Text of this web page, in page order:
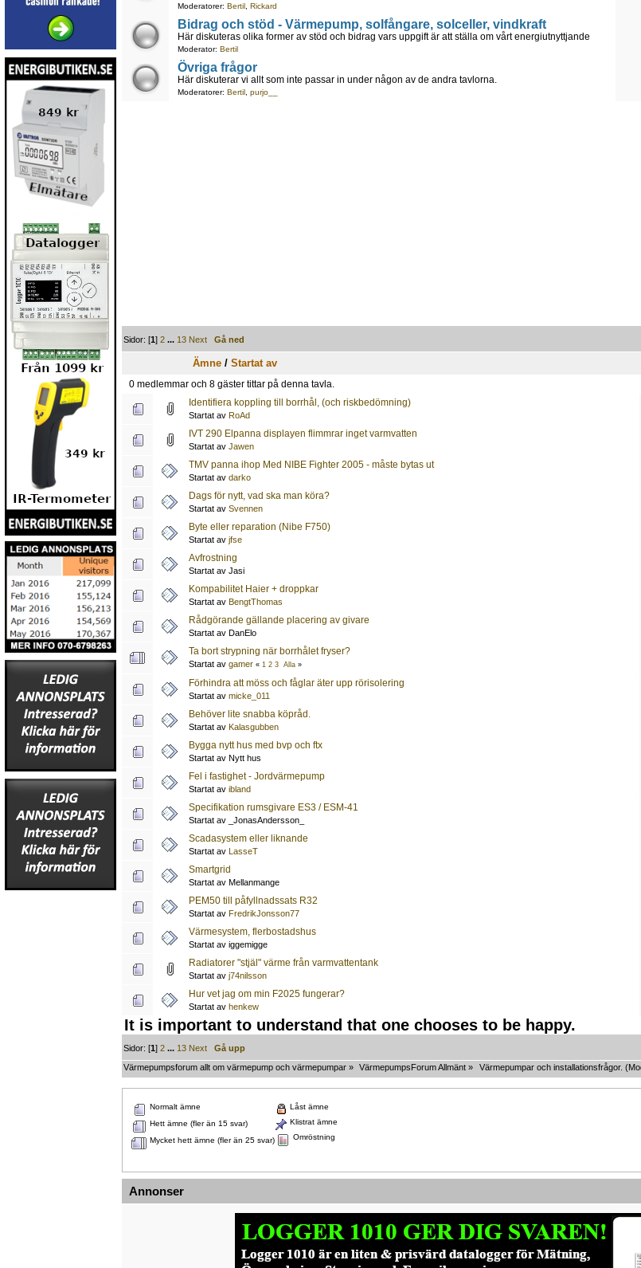
Moderatorer: Bertil, Rickard
Bidrag och stöd - Värmepump, solfångare, solceller, vindkraft
Här diskuteras olika former av stöd och bidrag vars uppgift är att ställa om vårt energiutnyttjande
Moderator: Bertil
Övriga frågor
Här diskuterar vi allt som inte passar in under någon av de andra tavlorna.
Moderatorer: Bertil, purjo__
Sidor: [1]2 ... 13 Next Gå ned
Ämne /Startat av
0 medlemmar och 8 gäster tittar på denna tavla.
Identifiera koppling till borrhål, (och riskbedömning)
Startat av RoAd
IVT 290 Elpanna displayen flimmrar inget varmvatten
Startat av Jawen
TMV panna ihop Med NIBE Fighter 2005 - måste bytas ut
Startat av darko
Dags för nytt, vad ska man köra?
Startat av Svennen
Byte eller reparation (Nibe F750)
Startat av jfse
Avfrostning
Startat av Jasi
Kompabilitet Haier + droppkar
Startat av BengtThomas
Rådgörande gällande placering av givare
Startat av DanElo
Ta bort strypning när borrhålet fryser?
Startat av gamer « 1 2 3 Alla »
Förhindra att möss och fåglar äter upp rörisolering
Startat av micke_011
Behöver lite snabba köpråd.
Startat av Kalasgubben
Bygga nytt hus med bvp och ftx
Startat av Nytt hus
Fel i fastighet - Jordvärmepump
Startat av ibland
Specifikation rumsgivare ES3 / ESM-41
Startat av _JonasAndersson_
Scadasystem eller liknande
Startat av LasseT
Smartgrid
Startat av Mellanmange
PEM50 till påfyllnadssats R32
Startat av FredrikJonsson77
Värmesystem, flerbostadshus
Startat av iggemigge
Radiatorer "stjäl" värme från varmvattentank
Startat av j74nilsson
Hur vet jag om min F2025 fungerar?
Startat av henkew
It is important to understand that one chooses to be happy.
Sidor: [1]2 ... 13 Next
Gå upp
Värmepumpsforum allt om värmepump och värmepumpar » VärmepumpsForum Allmänt » Värmepumpar och installationsfrågor.
Normalt ämne
Hett ämne (fler än 15 svar)
Mycket hett ämne (fler än 25 svar)
Låst ämne
Klistrat ämne
Omröstning
Annonser